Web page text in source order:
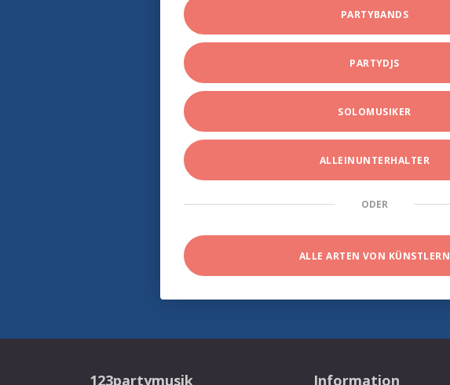
PARTYBANDS
PARTYDJS
SOLOMUSIKER
ALLEINUNTERHALTER
ODER
ALLE ARTEN VON KÜNSTLERN
123partymusik Information